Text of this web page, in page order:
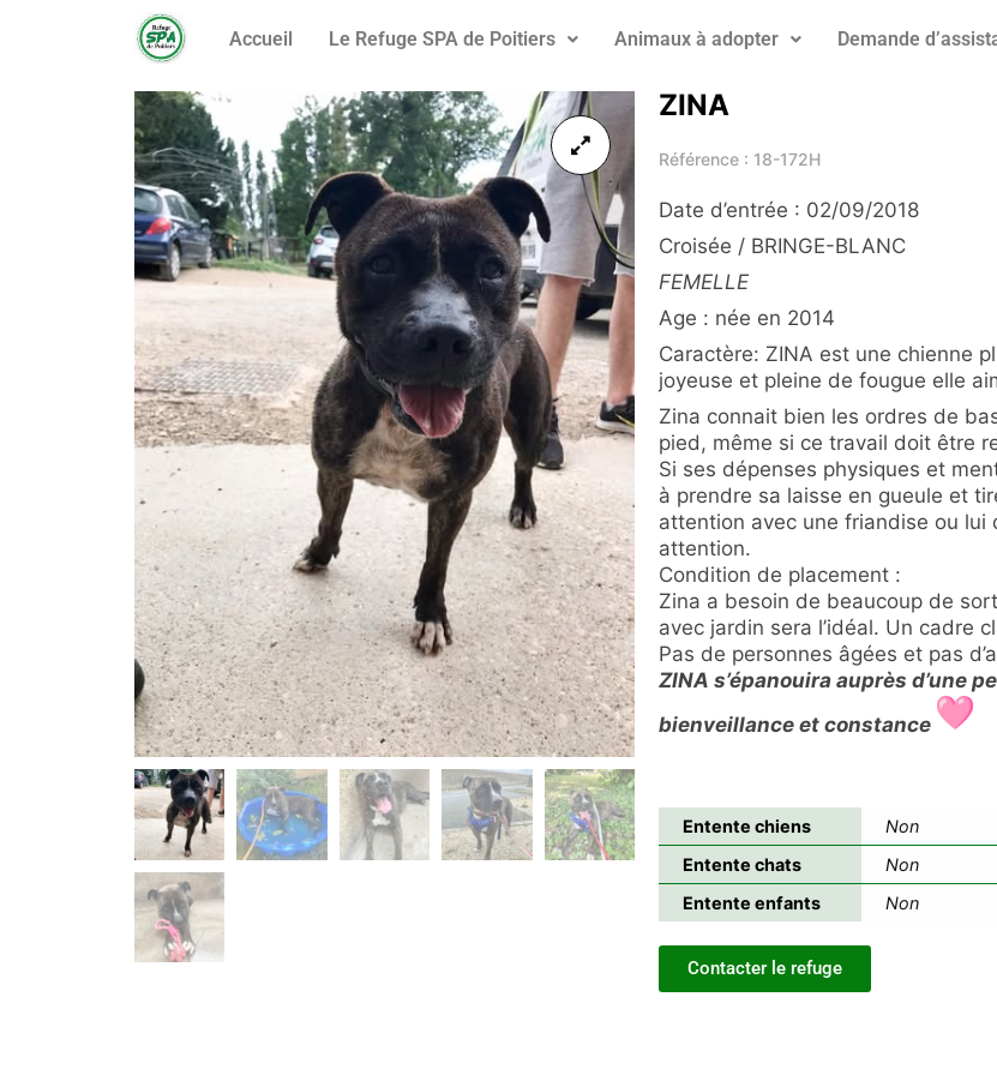
Accueil Le Refuge SPA de Poitiers Animaux à adopter Demande
ZINA
Référence : 18-172H
Date d’entrée : 02/09/2018
Croisée / BRINGE-BLANC
FEMELLE
Age : née en 2014
Caractère: ZINA est une chienne
joyeuse et pleine de fougue elle
Zina connait bien les ordres de
pied, même si ce travail doit être
Si ses dépenses physiques et
à prendre sa laisse en gueule et
attention avec une friandise ou
attention.
Condition de placement :
Zina a besoin de beaucoup de
avec jardin sera l’idéal. Un cadre
Pas de personnes âgées et pas
ZINA s’épanouira auprès d’une
bienveillance et constance
Entente chiens
Non
Entente chats
Non
Entente enfants
Non
Contacter le refuge